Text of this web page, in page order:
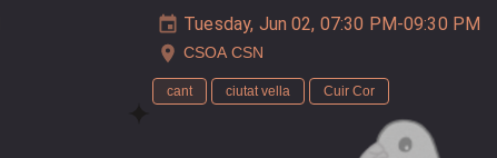
Tuesday, Jun 02, 07:30 PM-09:30 PM
CSOA CSN
cant ciutat vella Cuir Cor